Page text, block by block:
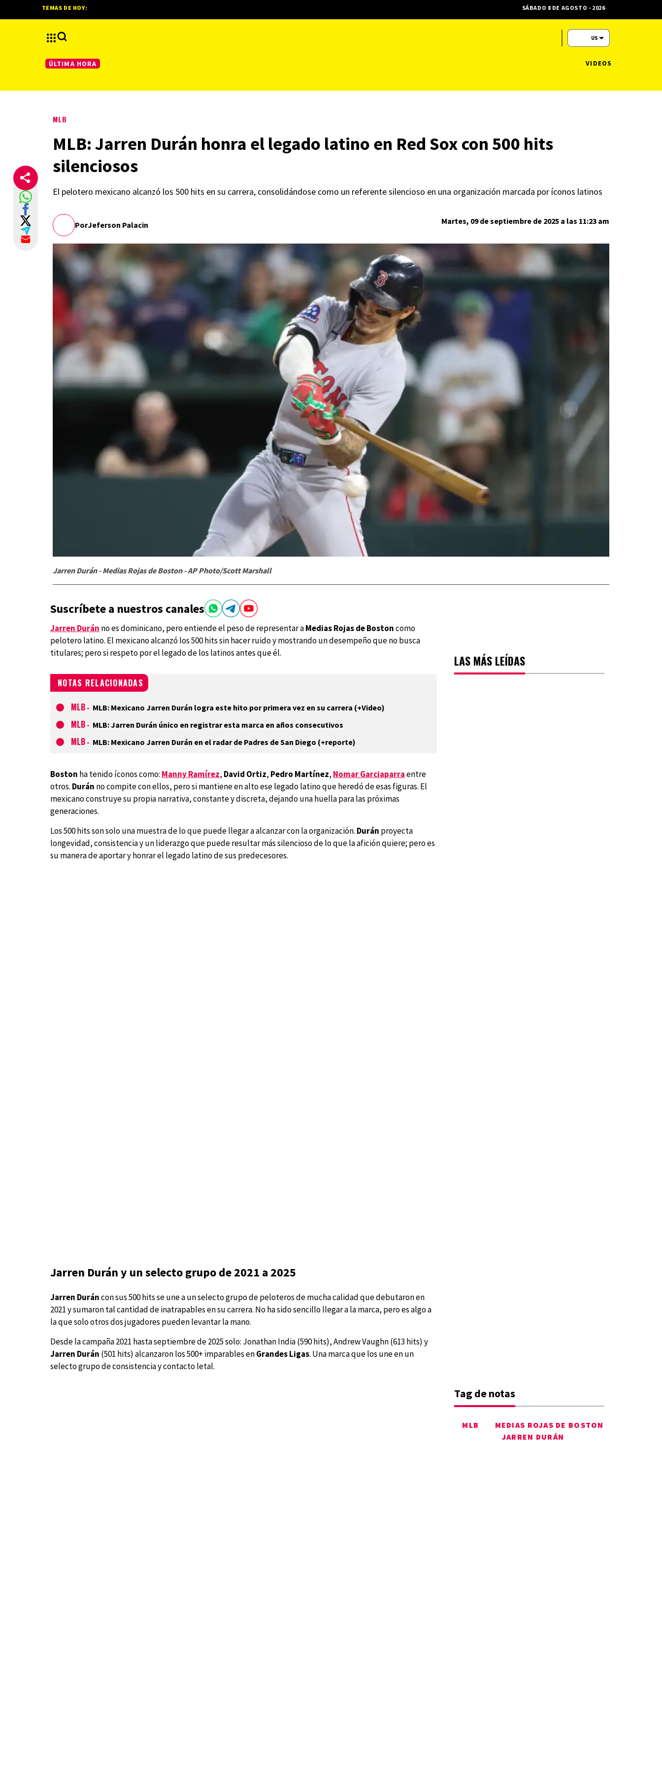
MLB
MLB: Jarren Durán honra el legado latino en Red Sox con 500 hits
silenciosos
El pelotero mexicano alcanzó los 500 hits en su carrera, consolidándose como un referente silencioso en una organización marcada por íconos latinos
PorJeferson Palacin Martes, 09 de septiembre de 2025 a las 11:23 am
Jarren Durán - Medias Rojas de Boston - AP Photo/Scott Marshall
Suscríbete a nuestros canales
Jarren Durán no es dominicano, pero entiende el peso de representar aMedias Rojas de Bostoncomo
pelotero latino. El mexicano alcanzó los 500 hits sin hacer ruido y mostrando un desempeño que no busca
titulares; pero si respeto por el legado de los latinos antes que él.
NOTAS RELACIONADAS
MLB - MLB: Mexicano Jarren Durán logra este hito por primera vez en su carrera (+Video)
MLB - MLB: Jarren Durán único en registrar esta marca en años consecutivos
MLB - MLB: Mexicano Jarren Durán en el radar de Padres de San Diego (+reporte)
Boston ha tenido íconos como: Manny Ramírez, David Ortiz, Pedro Martínez, Nomar Garciaparraentre
otros. Durán no compite con ellos, pero si mantiene en alto ese legado latino que heredó de esas figuras. El
mexicano construye su propia narrativa, constante y discreta, dejando una huella para las próximas
generaciones.
Los 500 hits son solo una muestra de lo que puede llegar a alcanzar con la organización. Durán proyecta
longevidad, consistencia y un liderazgo que puede resultar más silencioso de lo que la afición quiere; pero es
su manera de aportar y honrar el legado latino de sus predecesores.
Jarren Durán y un selecto grupo de 2021 a 2025
Jarren Duráncon sus 500 hits se une a un selecto grupo de peloteros de mucha calidad que debutaron en
2021 y sumaron tal cantidad de inatrapables en su carrera. No ha sido sencillo llegar a la marca, pero es algo a
la que solo otros dos jugadores pueden levantar la mano.
Desde la campaña 2021 hasta septiembre de 2025 solo: Jonathan India (590 hits), Andrew Vaughn (613 hits) y
Jarren Durán (501 hits) alcanzaron los 500+ imparables enGrandes Ligas. Una marca que los une en un
selecto grupo de consistencia y contacto letal.
LAS MÁS LEÍDAS
Tag de notas
MLB
MEDIAS ROJAS DE BOSTON
JARREN DURÁN
TEMAS DE HOY: SÁBADO 8 DE AGOSTO - 2026
US
ÚLTIMA HORA VIDEOS